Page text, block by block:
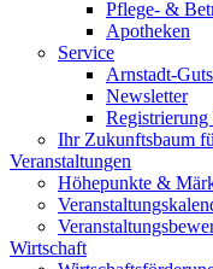
Pflege- &
Apotheken
Service
Arnstadt-
Newsletter
Ihr Zukunftsbaum
Veranstaltungen
Höhepunkte &
Wirtschaft